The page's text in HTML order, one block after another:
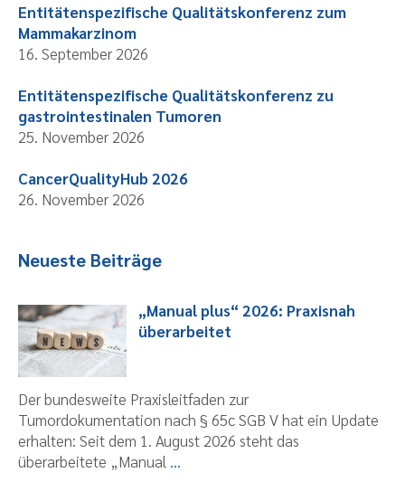
Entitätenspezifische Qualitätskonferenz zum
Mammakarzinom
16. September 2026
Entitätenspezifische Qualitätskonferenz zu
gastrointestinalen Tumoren
25. November 2026
CancerQualityHub 2026
26. November 2026
Neueste Beiträge
„Manual plus“ 2026: Praxisnah
überarbeitet
Der bundesweite Praxisleitfaden zur
Tumordokumentation nach § 65c SGB V hat ein Update
erhalten: Seit dem 1. August 2026 steht das
überarbeitete „Manual ...